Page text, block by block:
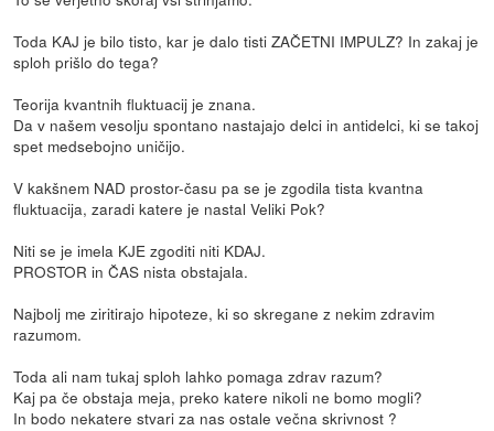
Toda KAJ je bilo tisto, kar je dalo tisti ZAČETNI IMPULZ? In zakaj je
sploh prišlo do tega?
Teorija kvantnih fluktuacij je znana.
Da v našem vesolju spontano nastajajo delci in antidelci, ki se takoj
spet medsebojno uničijo.
V kakšnem NAD prostor-času pa se je zgodila tista kvantna
fluktuacija, zaradi katere je nastal Veliki Pok?
Niti se je imela KJE zgoditi niti KDAJ.
PROSTOR in ČAS nista obstajala.
Najbolj me ziritirajo hipoteze, ki so skregane z nekim zdravim
razumom.
Toda ali nam tukaj sploh lahko pomaga zdrav razum?
Kaj pa če obstaja meja, preko katere nikoli ne bomo mogli?
In bodo nekatere stvari za nas ostale večna skrivnost ?